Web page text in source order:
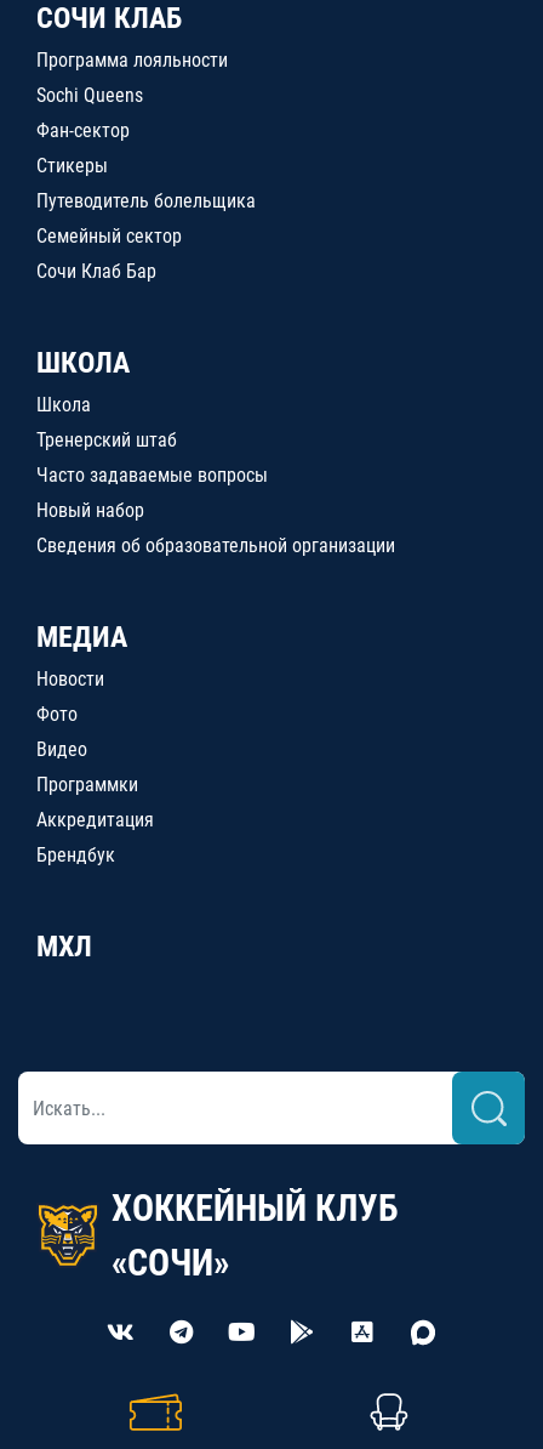
СОЧИ КЛАБ
Программа лояльности
Sochi Queens
Фан-сектор
Стикеры
Путеводитель болельщика
Семейный сектор
Сочи Клаб Бар
ШКОЛА
Школа
Тренерский штаб
Часто задаваемые вопросы
Новый набор
Сведения об образовательной организации
МЕДИА
Новости
Фото
Видео
Программки
Аккредитация
Брендбук
МХЛ
ХОККЕЙНЫЙ КЛУБ
«СОЧИ»